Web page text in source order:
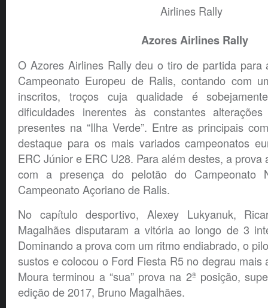
Azores Airlines Rally
O Azores Airlines Rally deu o tiro de partida para
Campeonato Europeu de Ralis, contando com
inscritos, troços cuja qualidade é
dificuldades inerentes às constantes
presentes na “Ilha Verde”. Entre as principais
destaque para os mais variados campeonatos
ERC Júnior e ERC U28. Para além destes, a prova
com a presença do pelotão do Campeonato
Campeonato Açoriano de Ralis.
No capítulo desportivo, Alexey Lukyanuk,
Magalhães disputaram a vitória ao longo de 3
Dominando a prova com um ritmo endiabrado, o
sustos e colocou o Ford Fiesta R5 no degrau mais
Moura terminou a “sua” prova na 2ª posição,
edição de 2017, Bruno Magalhães.